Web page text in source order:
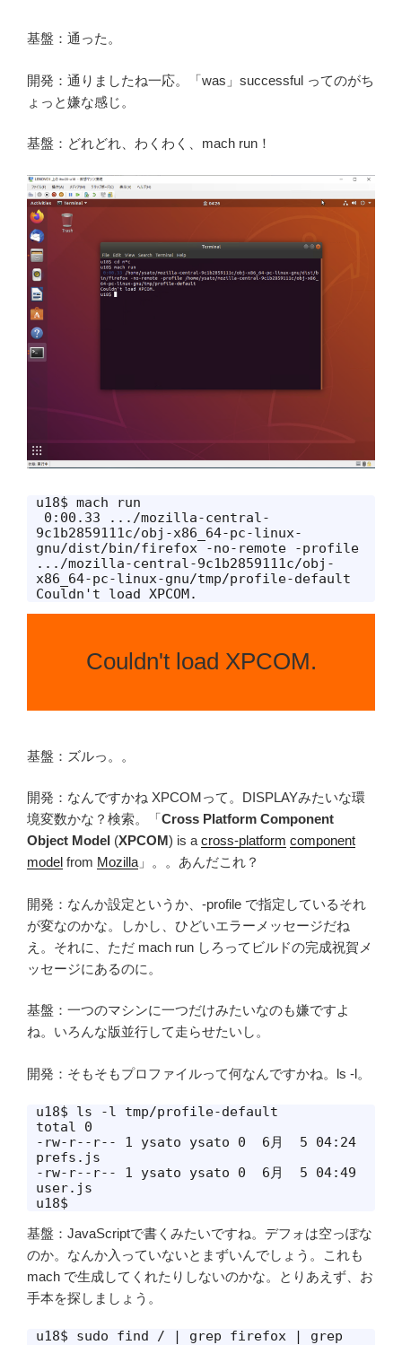
基盤：通った。
開発：通りましたね一応。「was」successful ってのがち
ょっと嫌な感じ。
基盤：どれどれ、わくわく、mach run！
u18$ mach run
9c1b2859111c/obj-x86_64-pc-linux-
gnu/dist/bin/firefox -no-remote -profile
.../mozilla-central-9c1b2859111c/obj-
x86_64-pc-linux-gnu/tmp/profile-default
Couldn't load XPCOM.
Couldn't load XPCOM.
基盤：ズルっ。。
開発：なんですかね XPCOMって。DISPLAYみたいな環
境変数かな？検索。「Cross Platform Component
Object Model (XPCOM) is a cross-platform component
model from Mozilla 」。。あんだこれ？
開発：なんか設定というか、-profile で指定しているそれ
が変なのかな。しかし、ひどいエラーメッセージだね
え。それに、ただ mach run しろってビルドの完成祝賀メ
ッセージにあるのに。
基盤：一つのマシンに一つだけみたいなのも嫌ですよ
ね。いろんな版並行して走らせたいし。
開発：そもそもプロファイルって何なんですかね。ls -l。
u18$ ls -l tmp/profile-default
total 0
-rw-r--r-- 1 ysato ysato 0  6月  5 04:24
prefs.js
-rw-r--r-- 1 ysato ysato 0  6月  5 04:49
user.js
u18$
基盤：JavaScriptで書くみたいですね。デフォは空っぽな
のか。なんか入っていないとまずいんでしょう。これも
mach で生成してくれたりしないのかな。とりあえず、お
手本を探しましょう。
u18$ sudo find / | grep firefox | grep